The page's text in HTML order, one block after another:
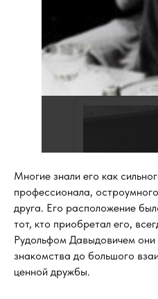
Многие знали его как
профессионала,
друга. Его расположение
тот, кто приобретал его,
Рудольфом Давыдовичем они
знакомства до большого
ценной дружбы.